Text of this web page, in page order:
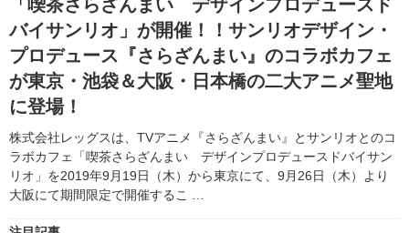
グッズ イベント
声優 コスプレ
ラキりす
番組・動画一覧 ラジオ
動画
連載・ブログ
連載・ブログ一覧 コラム
編集部ブログ・お知らせ
「喫茶さらざんまい デザインプロデュースド
バイサンリオ」が開催！！サンリオデザイン・
プロデュース『さらざんまい』のコラボカフェ
が東京・池袋＆大阪・日本橋の二大アニメ聖地
に登場！
株式会社レッグスは、TVアニメ『さらざんまい』とサンリオとのコ
ラボカフェ「喫茶さらざんまい デザインプロデュースドバイサン
リオ」を2019年9月19日（木）から東京にて、9月26日（木）より
大阪にて期間限定で開催するこ …